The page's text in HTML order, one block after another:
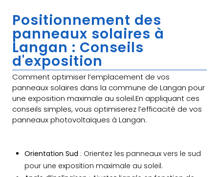
Positionnement des
panneaux solaires à
Langan : Conseils
d'exposition
Comment optimiser l’emplacement de vos
panneaux solaires dans la commune de Langan pour
une exposition maximale au soleil.En appliquant ces
conseils simples, vous optimiserez l’efficacité de vos
panneaux photovoltaïques à Langan.
Orientation Sud : Orientez les panneaux vers le sud
pour une exposition maximale au soleil.